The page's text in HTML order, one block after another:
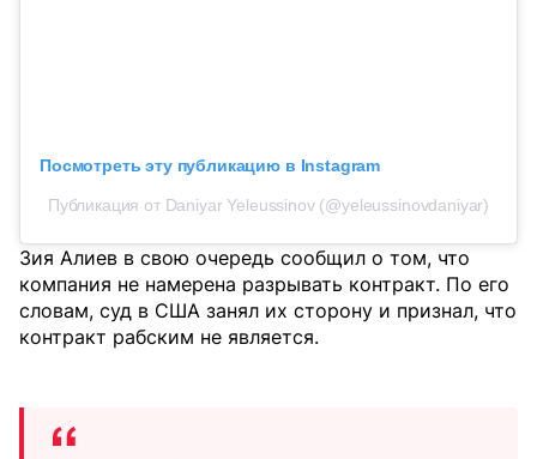
Посмотреть эту публикацию в Instagram
Публикация от Daniyar Yeleussinov (@yeleussinovdaniyar)
Зия Алиев в свою очередь сообщил о том, что
компания не намерена разрывать контракт. По его
словам, суд в США занял их сторону и признал, что
контракт рабским не является.